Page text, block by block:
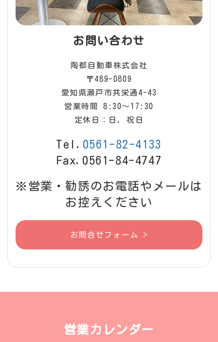
お問い合わせ
陶都自動車株式会社
〒489-0809
愛知県瀬戸市共栄通4-43
営業時間 8:30〜17:30
定休日：日, 祝日
Tel. 0561-82-4133
Fax.0561-84-4747
※営業・勧誘のお電話やメールは
お控えください
お問合せフォーム >
営業カレンダー